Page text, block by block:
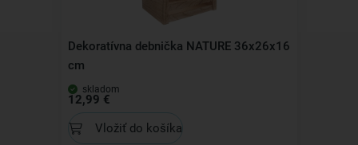
Dekoratívna debnička NATURE 36x26x16
cm
skladom
12,99 €
Vložiť do košíka